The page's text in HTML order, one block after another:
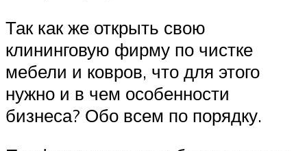
Так как же открыть свою
клининговую фирму по чистке
мебели и ковров, что для этого
нужно и в чем особенности
бизнеса? Обо всем по порядку.